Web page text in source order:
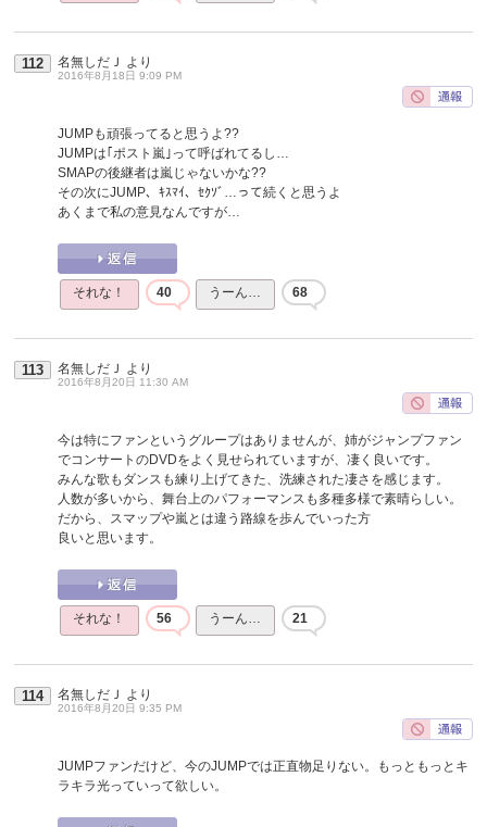
112 名無しだＪ より
2016年8月18日 9:09 PM
JUMPも頑張ってると思うよ??
JUMPは｢ポスト嵐｣って呼ばれてるし…
SMAPの後継者は嵐じゃないかな??
その次にJUMP、ｷｽﾏｲ、ｾｸｿﾞ…って続くと思うよ
あくまで私の意見なんですが…
それな！ 40 うーん… 68
113 名無しだＪ より
2016年8月20日 11:30 AM
今は特にファンというグループはありませんが、姉がジャンプファン
でコンサートのDVDをよく見せられていますが、凄く良いです。
みんな歌もダンスも練り上げてきた、洗練された凄さを感じます。
人数が多いから、舞台上のパフォーマンスも多種多様で素晴らしい。
だから、スマップや嵐とは違う路線を歩んでいった方
良いと思います。
それな！ 56 うーん… 21
114 名無しだＪ より
2016年8月20日 9:35 PM
JUMPファンだけど、今のJUMPでは正直物足りない。もっともっとキ
ラキラ光っていって欲しい。